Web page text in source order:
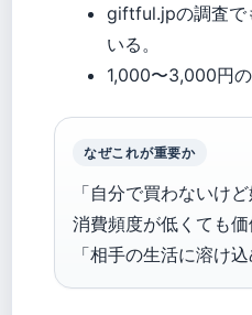
giftful.jpの調査で
いる。
1,000〜3,000円
なぜこれが重要か
「自分で買わないけ
消費頻度が低くても
「相手の生活に溶け